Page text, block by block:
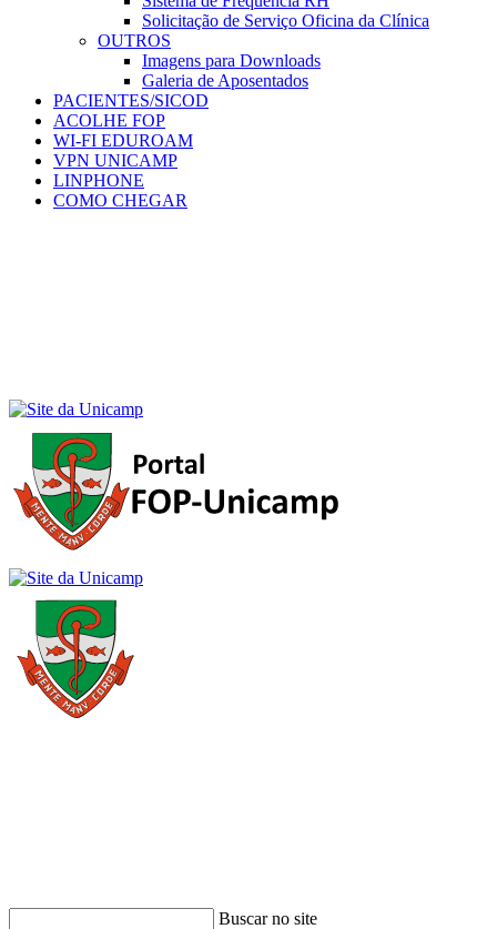
Solicitação de Serviço Oficina da Clínica
OUTROS
Imagens para Downloads
Galeria de Aposentados
PACIENTES/SICOD
ACOLHE FOP
WI-FI EDUROAM
VPN UNICAMP
LINPHONE
COMO CHEGAR
Buscar no site